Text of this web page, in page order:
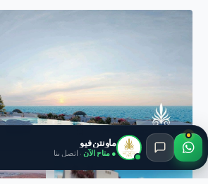
ماونتن فيو
● متاح الآن · اتصل بنا